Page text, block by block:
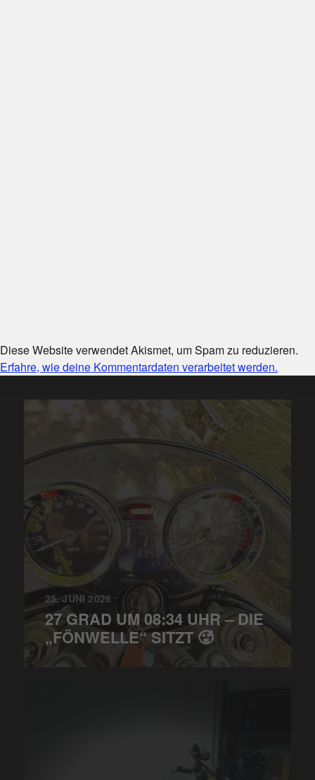
Diese Website verwendet Akismet, um Spam zu reduzieren.
Erfahre, wie deine Kommentardaten verarbeitet werden.
25. JUNI 2026
27 GRAD UM 08:34 UHR – DIE
„FÖNWELLE“ SITZT 🥵